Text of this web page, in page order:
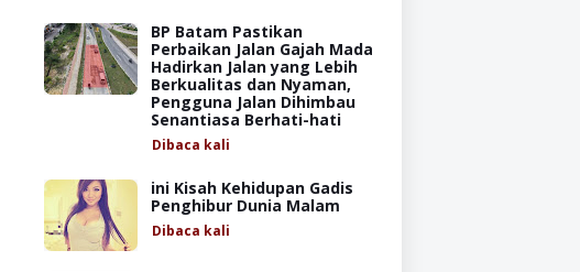
BP Batam Pastikan
Perbaikan Jalan Gajah Mada
Hadirkan Jalan yang Lebih
Berkualitas dan Nyaman,
Pengguna Jalan Dihimbau
Senantiasa Berhati-hati
Dibaca kali
ini Kisah Kehidupan Gadis
Penghibur Dunia Malam
Dibaca kali